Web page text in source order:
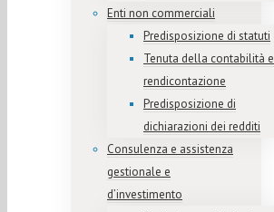
Enti non commerciali
Predisposizione di statuti
Tenuta della contabilità e
rendicontazione
Predisposizione di
dichiarazioni dei redditi
Consulenza e assistenza
gestionale e
d’investimento